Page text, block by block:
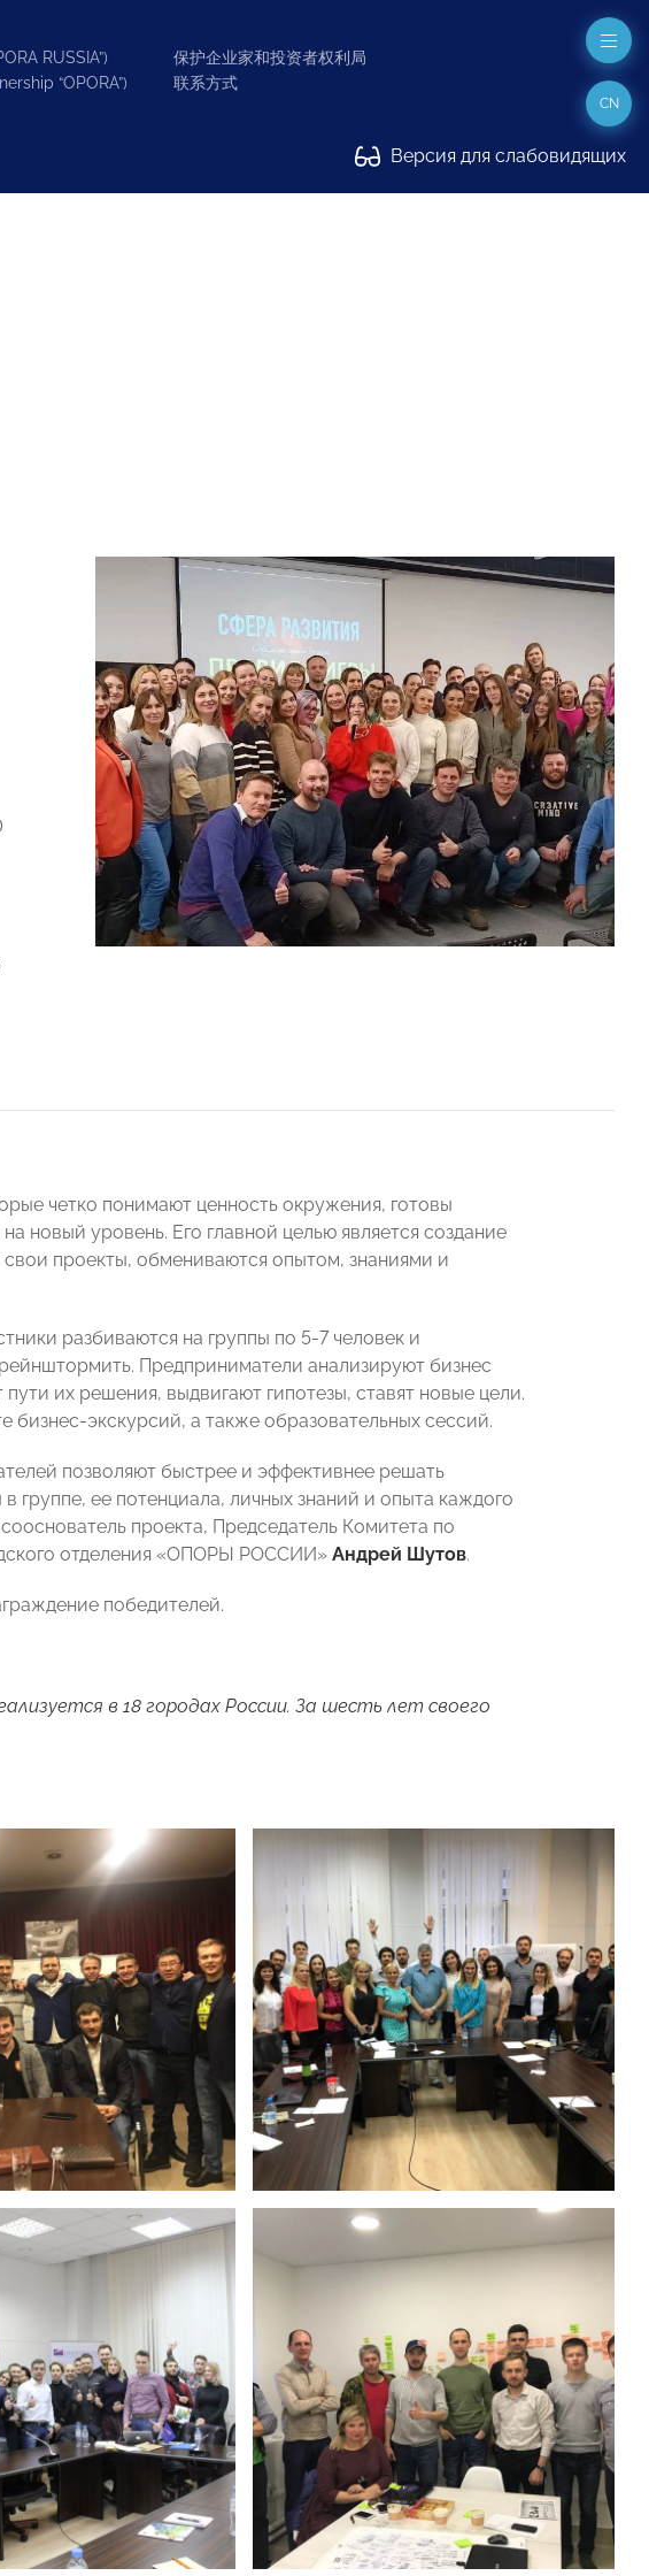
RUSSIA”)
“OPORA”)
保护企业家和投资者权利局
联系方式
Версия для слабовидящих
CN
четко понимают ценность окружения, готовы
новый уровень. Его главной целью является создание
проекты, обмениваются опытом, знаниями и
разбиваются на группы по 5-7 человек и
Предприниматели анализируют бизнес
их решения, выдвигают гипотезы, ставят новые цели.
бизнес-экскурсий, а также образовательных сессий.
позволяют быстрее и эффективнее решать
ее потенциала, личных знаний и опыта каждого
проекта, Председатель Комитета по
отделения «ОПОРЫ РОССИИ» Андрей Шутов.
победителей.
в 18 городах России. За шесть лет своего